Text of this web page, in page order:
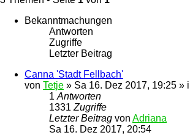
Bekanntmachungen
Antworten
Zugriffe
Letzter Beitrag
Canna 'Stadt Fellbach'
von Tetje » Sa 16. Dez 2017, 19:25 »
1 Antworten
1331 Zugriffe
Letzter Beitrag von Adriana
Sa 16. Dez 2017, 20:54